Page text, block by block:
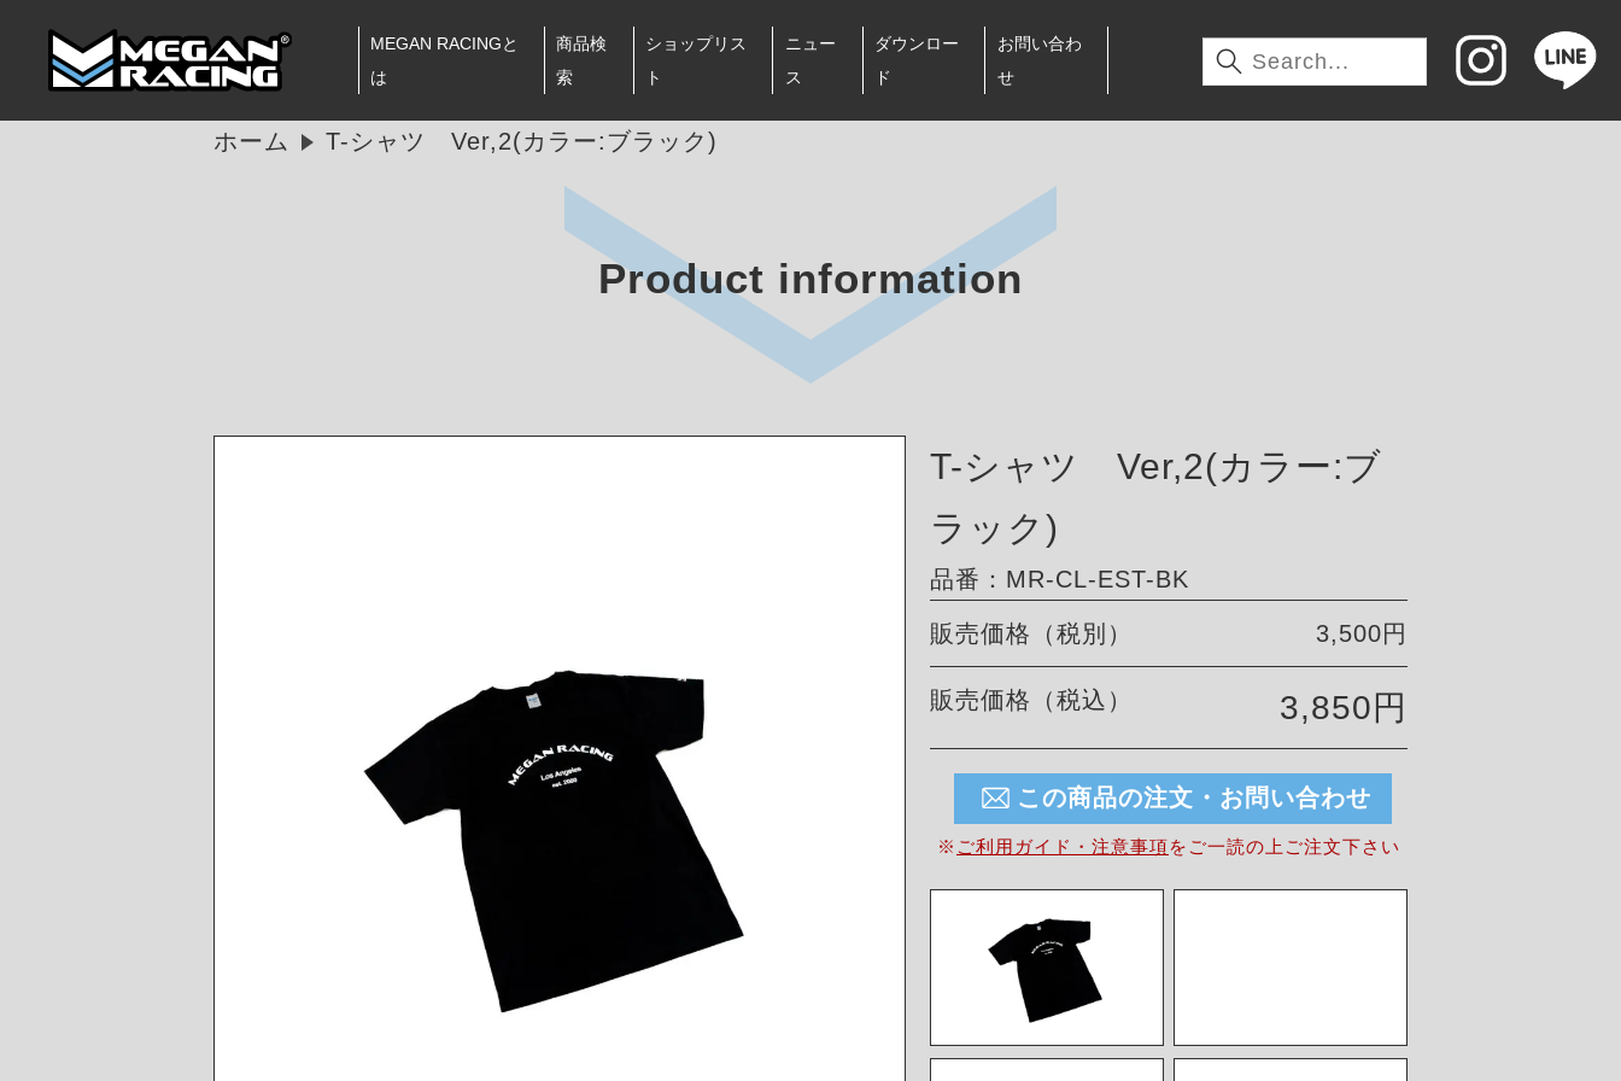
MEGAN RACINGと
は
商品検
索
ショップリス
ト
ニュー
ス
ダウンロー
ド
お問い合わ
せ
ホーム T-シャツ Ver,2(カラー:ブラック)
Product information
T-シャツ Ver,2(カラー:ブ
ラック)
品番：MR-CL-EST-BK
販売価格（税別） 3,500円
販売価格（税込） 3,850円
この商品の注文・お問い合わせ
※ ご利用ガイド・注意事項を ご一読の上ご注文下さい